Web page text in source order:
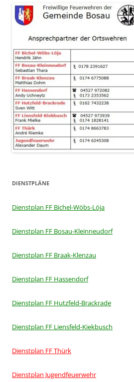
DIENSTPLÄNE
Dienstplan FF Bichel-Wöbs-Löja
Dienstplan FF Bosau-Kleinneudorf
Dienstplan FF Braak-Klenzau
Dienstplan FF Hassendorf
Dienstplan FF Hutzfeld-Brackrade
Dienstplan FF Liensfeld-Kiekbusch
Dienstplan FF Thürk
Dienstplan Jugendfeuerwehr